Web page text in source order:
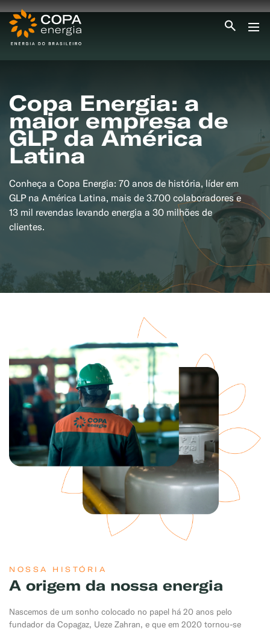
BLOG ENERGIA
ÁREA DO CLIENTE
SEJA CLIENTE
PEÇA GÁS
ENCONTRE UMA REVENDA
#CAMPANHAS
Copa Energia: a
maior empresa de
GLP da América
Latina
Conheça a Copa Energia: 70 anos de história, líder em
GLP na América Latina, mais de 3.700 colaboradores e
13 mil revendas levando energia a 30 milhões de
clientes.
NOSSA HISTÓRIA
A origem da nossa energia
Nascemos de um sonho colocado no papel há 20 anos pelo
fundador da Copagaz, Ueze Zahran, e que em 2020 tornou-se